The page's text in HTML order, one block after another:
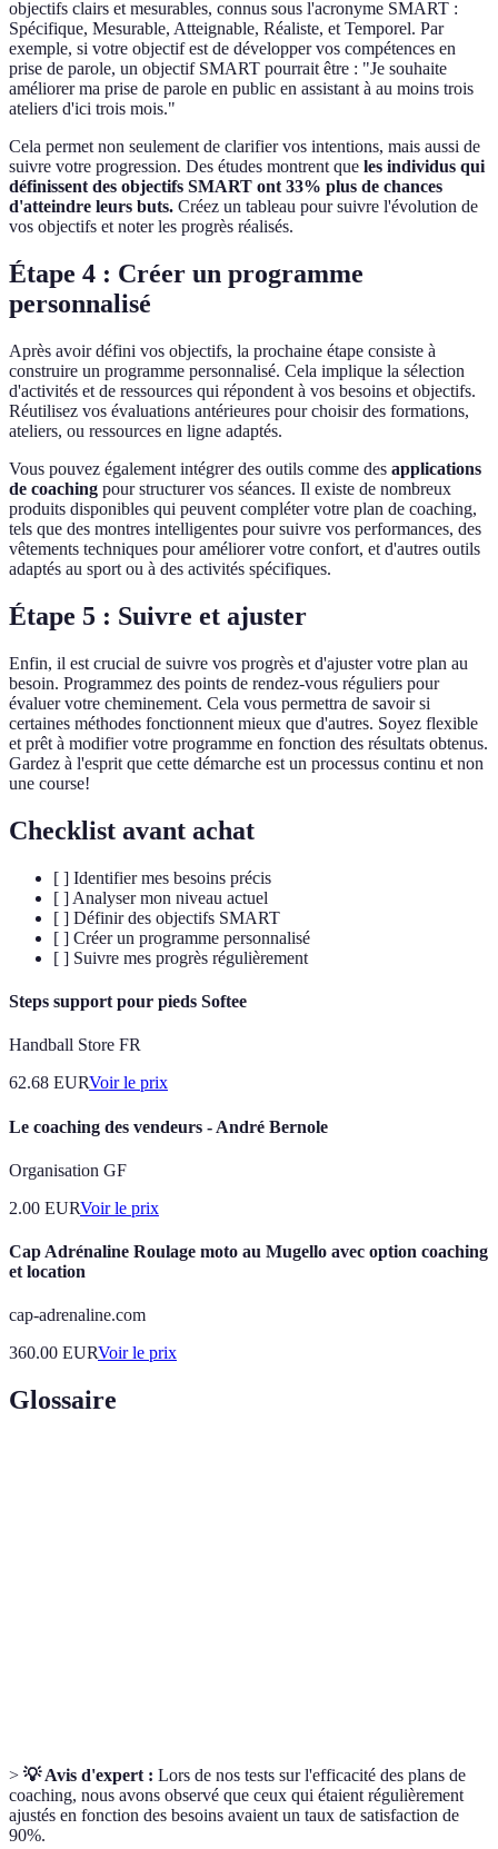
objectifs clairs et mesurables, connus sous l'acronyme SMART :
Spécifique, Mesurable, Atteignable, Réaliste, et Temporel. Par
exemple, si votre objectif est de développer vos compétences en
prise de parole, un objectif SMART pourrait être : "Je souhaite
améliorer ma prise de parole en public en assistant à au moins trois
ateliers d'ici trois mois."
Cela permet non seulement de clarifier vos intentions, mais aussi de
suivre votre progression. Des études montrent que les individus qui
définissent des objectifs SMART ont 33% plus de chances
d'atteindre leurs buts. Créez un tableau pour suivre l'évolution de
vos objectifs et noter les progrès réalisés.
Étape 4 : Créer un programme
personnalisé
Après avoir défini vos objectifs, la prochaine étape consiste à
construire un programme personnalisé. Cela implique la sélection
d'activités et de ressources qui répondent à vos besoins et objectifs.
Réutilisez vos évaluations antérieures pour choisir des formations,
ateliers, ou ressources en ligne adaptés.
Vous pouvez également intégrer des outils comme des applications
de coaching pour structurer vos séances. Il existe de nombreux
produits disponibles qui peuvent compléter votre plan de coaching,
tels que des montres intelligentes pour suivre vos performances, des
vêtements techniques pour améliorer votre confort, et d'autres outils
adaptés au sport ou à des activités spécifiques.
Étape 5 : Suivre et ajuster
Enfin, il est crucial de suivre vos progrès et d'ajuster votre plan au
besoin. Programmez des points de rendez-vous réguliers pour
évaluer votre cheminement. Cela vous permettra de savoir si
certaines méthodes fonctionnent mieux que d'autres. Soyez flexible
et prêt à modifier votre programme en fonction des résultats obtenus.
Gardez à l'esprit que cette démarche est un processus continu et non
une course!
Checklist avant achat
[ ] Identifier mes besoins précis
[ ] Analyser mon niveau actuel
[ ] Définir des objectifs SMART
[ ] Créer un programme personnalisé
[ ] Suivre mes progrès régulièrement
Steps support pour pieds Softee
Handball Store FR
62.68 EURVoir le prix
Le coaching des vendeurs - André Bernole
Organisation GF
2.00 EURVoir le prix
Cap Adrénaline Roulage moto au Mugello avec option coaching
et location
cap-adrenaline.com
360.00 EURVoir le prix
Glossaire
> 💡 Avis d'expert : Lors de nos tests sur l'efficacité des plans de
coaching, nous avons observé que ceux qui étaient régulièrement
ajustés en fonction des besoins avaient un taux de satisfaction de
90%.